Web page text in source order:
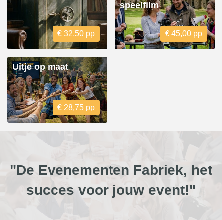
€ 32,50 pp
speelfilm
€ 45,00 pp
Uitje op maat
€ 28,75 pp
"De Evenementen Fabriek, het
succes voor jouw event!"